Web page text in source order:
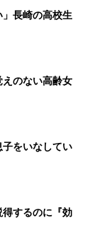
」長崎の高校生
のない高齢女
をいなしてい
するのに『効